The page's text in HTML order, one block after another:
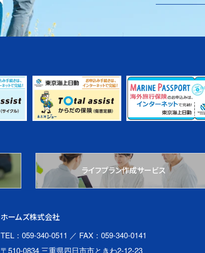
ライフプラン作成サービス
ホームズ株式会社
TEL：059-340-0511 ／ FAX：059-340-0141
〒510-0834 三重県四日市市ときわ2-12-23